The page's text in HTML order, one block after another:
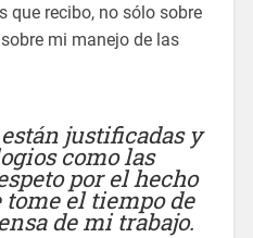
que recibo, no sólo sobre
mi manejo de las
justificadas y
como las
por el hecho
tome el tiempo de
de mi trabajo.